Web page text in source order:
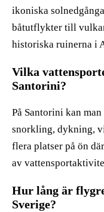
ikoniska
båtutflykter till
historiska ruinerna i
Vilka
Santorini?
På Santorini kan
snorkling, dykning,
flera platser på ön
av
Hur lång är
Sverige?